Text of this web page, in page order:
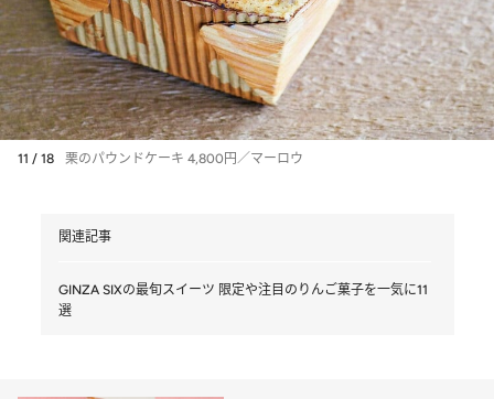
11 / 18 栗のパウンドケーキ 4,800円／マーロウ
関連記事
GINZA SIXの最旬スイーツ 限定や注目のりんご菓子を一気に11
選